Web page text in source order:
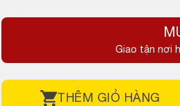
Giao tận nơi
THÊM GIỎ HÀNG